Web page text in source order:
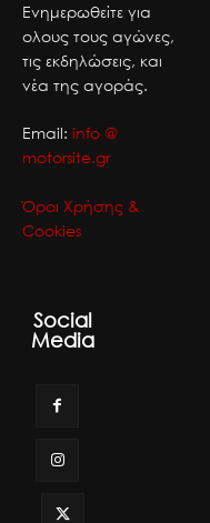
Ενημερωθείτε για
ολους τους αγώνες,
τις εκδηλώσεις, και
νέα της αγοράς.
Email: info @
motorsite.gr
Όροι Χρήσης &
Cookies
Social
Media